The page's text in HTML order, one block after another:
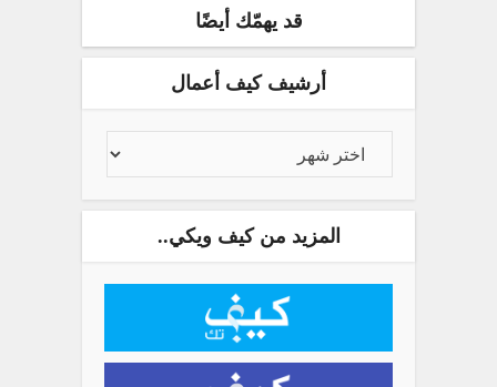
قد يهمّك أيضًا
أرشيف كيف أعمال
المزيد من كيف ويكي..